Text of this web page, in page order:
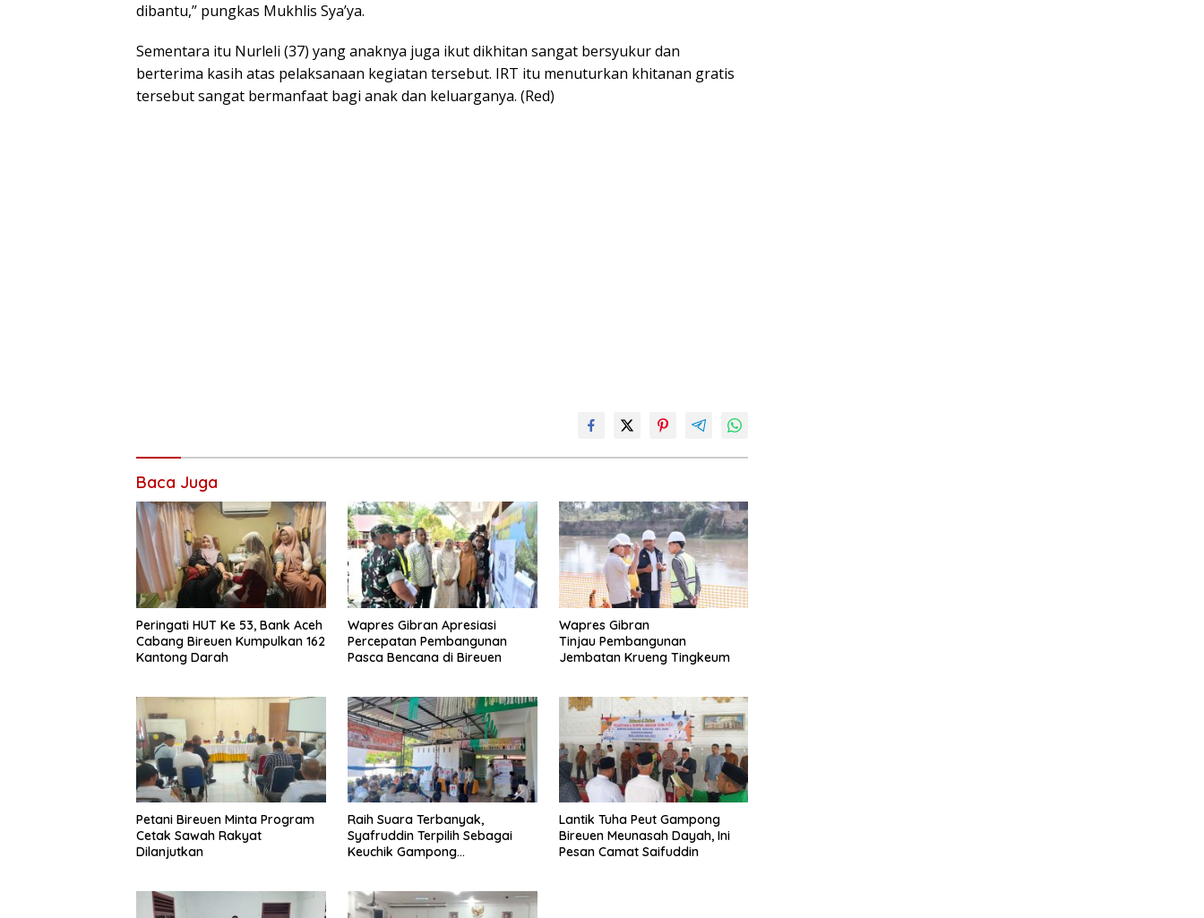
dibantu,” pungkas Mukhlis Sya’ya.
Sementara itu Nurleli (37) yang anaknya juga ikut dikhitan sangat bersyukur dan
berterima kasih atas pelaksanaan kegiatan tersebut. IRT itu menuturkan khitanan gratis
tersebut sangat bermanfaat bagi anak dan keluarganya. (Red)
Baca Juga
Peringati HUT Ke 53, Bank Aceh
Cabang Bireuen Kumpulkan 162
Kantong Darah
Wapres Gibran Apresiasi
Percepatan Pembangunan
Pasca Bencana di Bireuen
Wapres Gibran
Tinjau Pembangunan
Jembatan Krueng Tingkeum
Petani Bireuen Minta Program
Cetak Sawah Rakyat
Dilanjutkan
Raih Suara Terbanyak,
Syafruddin Terpilih Sebagai
Keuchik Gampong
Lantik Tuha Peut Gampong
Bireuen Meunasah Dayah, Ini